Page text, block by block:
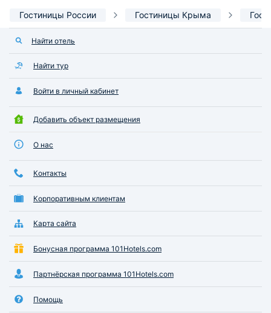
Гостиницы России Гостиницы Крыма
Найти отель
Найти тур
Войти в личный кабинет
Добавить объект размещения
О нас
Контакты
Корпоративным клиентам
Карта сайта
Бонусная программа 101Hotels.com
Партнёрская программа 101Hotels.com
Помощь